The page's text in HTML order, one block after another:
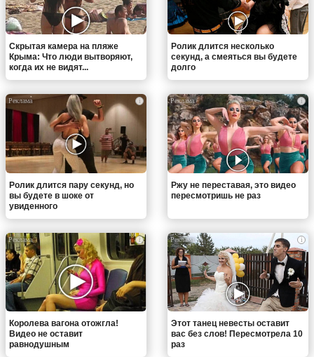
Скрытая камера на пляже
Крыма: Что люди вытворяют,
когда их не видят...
Ролик длится несколько
секунд, а смеяться вы будете
долго
i
Ролик длится пару секунд, но
вы будете в шоке от
увиденного
i
Ржу не переставая, это видео
пересмотришь не раз
i
Королева вагона отожгла!
Видео не оставит
равнодушным
i
Этот танец невесты оставит
вас без слов! Пересмотрела 10
раз